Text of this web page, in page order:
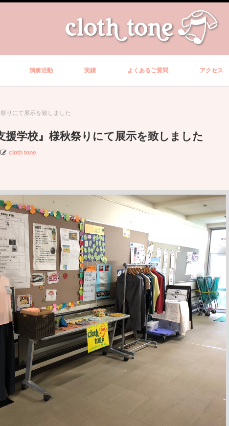
演奏活動 実績 よくあるご質問 アクセス
りにて展示を致しました
援学校』様秋祭りにて展示を致しました
cloth tone